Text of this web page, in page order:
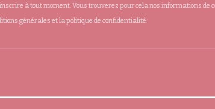
à tout moment. Vous trouverez pour cela nos informations de
générales et la politique de confidentialité